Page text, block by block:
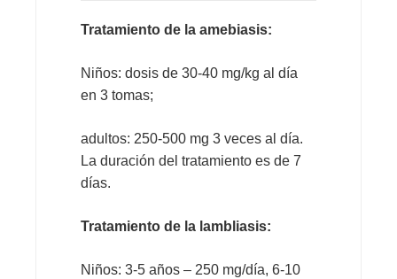
Tratamiento de la amebiasis:
Niños: dosis de 30-40 mg/kg al día
en 3 tomas;
adultos: 250-500 mg 3 veces al día.
La duración del tratamiento es de 7
días.
Tratamiento de la lambliasis:
Niños: 3-5 años – 250 mg/día, 6-10